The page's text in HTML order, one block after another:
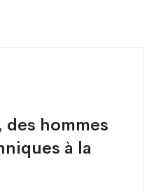
hommes
à la